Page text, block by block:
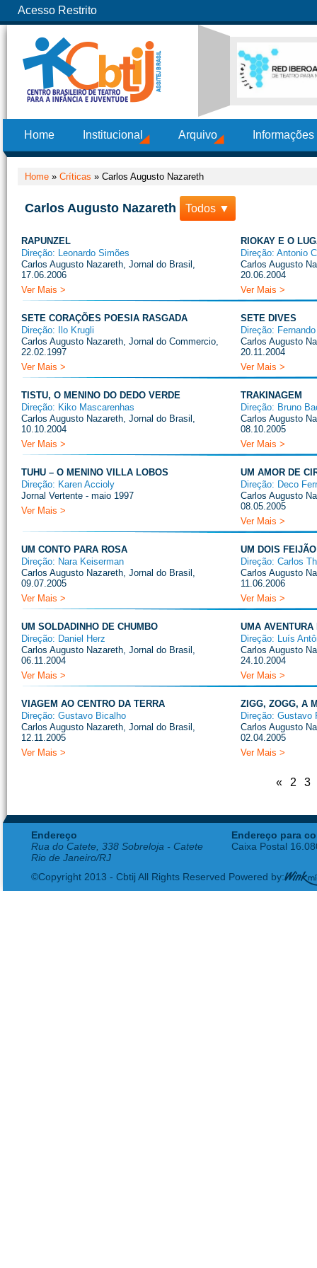
Acesso Restrito
Home Institucional Arquivo
Home » Críticas » Carlos Augusto Nazareth
Carlos Augusto Nazareth Todos ▼
RAPUNZEL
Direção: Leonardo Simões
Carlos Augusto Nazareth, Jornal do Brasil,
17.06.2006
Ver Mais >
RIOKAY E O
Direção: Antonio
Carlos Augusto
20.06.2004
Ver Mais >
SETE CORAÇÕES POESIA RASGADA
Direção: Ilo Krugli
Carlos Augusto Nazareth, Jornal do Commercio,
22.02.1997
Ver Mais >
SETE DIVES
Direção:
Carlos Augusto
20.11.2004
Ver Mais >
TISTU, O MENINO DO DEDO VERDE
Direção: Kiko Mascarenhas
Carlos Augusto Nazareth, Jornal do Brasil,
10.10.2004
Ver Mais >
TRAKINAGEM
Direção: Bruno
Carlos Augusto
08.10.2005
Ver Mais >
TUHU – O MENINO VILLA LOBOS
Direção: Karen Accioly
Jornal Vertente - maio 1997
Ver Mais >
UM AMOR DE
Direção: Deco
Carlos Augusto
08.05.2005
Ver Mais >
UM CONTO PARA ROSA
Direção: Nara Keiserman
Carlos Augusto Nazareth, Jornal do Brasil,
09.07.2005
Ver Mais >
UM DOIS
Direção: Carlos
Carlos Augusto
11.06.2006
Ver Mais >
UM SOLDADINHO DE CHUMBO
Direção: Daniel Herz
Carlos Augusto Nazareth, Jornal do Brasil,
06.11.2004
Ver Mais >
UMA AVENTURA
Direção: Luís
Carlos Augusto
24.10.2004
Ver Mais >
VIAGEM AO CENTRO DA TERRA
Direção: Gustavo Bicalho
Carlos Augusto Nazareth, Jornal do Brasil,
12.11.2005
Ver Mais >
ZIGG, ZOGG, A
Direção: Gustavo
Carlos Augusto
02.04.2005
Ver Mais >
« 2 3
Endereço
Rua do Catete, 338 Sobreloja - Catete
Rio de Janeiro/RJ
Endereço para
Caixa Postal
©Copyright 2013 - Cbtij All Rights Reserved Powered by: